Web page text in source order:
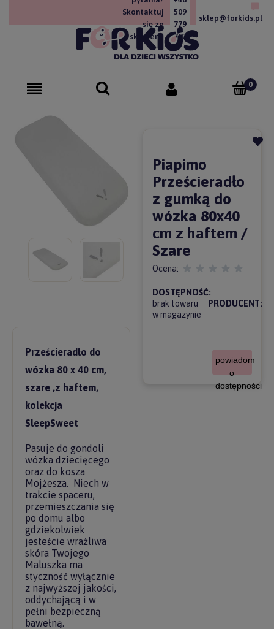
Skontaktuj
się ze
sklepem!
509
779
757
sklep@forkids.pl
Prześcieradło do
wózka 80 x 40 cm,
szare ,z haftem,
kolekcja
SleepSweet
Pasuje do gondoli
wózka dziecięcego
oraz do kosza
Mojżesza. Niech w
trakcie spaceru,
przemieszczania się
po domu albo
gdziekolwiek
jesteście wrażliwa
skóra Twojego
Maluszka ma
styczność wyłącznie
z najwyższej jakości,
oddychającą i w
pełni bezpieczną
bawełną.
Piapimo
Prześcieradło
z gumką do
wózka 80x40
cm z haftem /
Szare
Ocena:
DOSTĘPNOŚĆ:
brak towaru
w magazynie
PRODUCENT:
powiadom
o
dostępności